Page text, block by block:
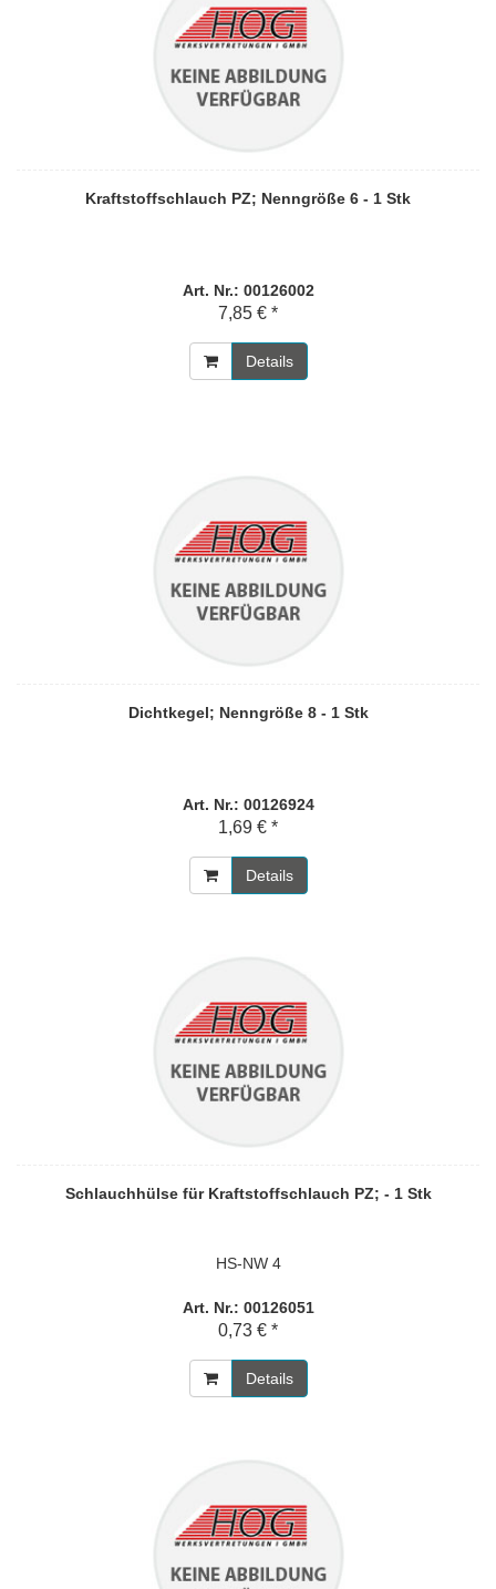
Kraftstoffschlauch PZ; Nenngröße 6 - 1 Stk
Art. Nr.: 00126002
7,85 € *
Details
Dichtkegel; Nenngröße 8 - 1 Stk
Art. Nr.: 00126924
1,69 € *
Details
Schlauchhülse für Kraftstoffschlauch PZ; - 1 Stk
HS-NW 4
Art. Nr.: 00126051
0,73 € *
Details